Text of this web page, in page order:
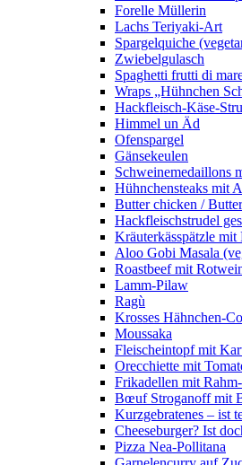
Forelle Müllerin
Lachs Teriyaki-Art
Spargelquiche
Zwiebelgulasch
Spaghetti frutti di
Wraps „Hühnchen
Hackfleisch-Käse-
Himmel un Äd
Ofenspargel
Gänsekeulen
Schweinemedaillons
Hühnchensteaks mit
Butter chicken /
Hackfleischstrudel
Kräuterkässpätzle
Aloo Gobi Masala
Roastbeef mit
Lamm-Pilaw
Ragù
Krosses Hähnchen-
Moussaka
Fleischeintopf mit
Orecchiette mit
Frikadellen mit
Bœuf Stroganoff mit
Kurzgebratenes – ist
Cheeseburger? Ist
Pizza Nea-Pollitana